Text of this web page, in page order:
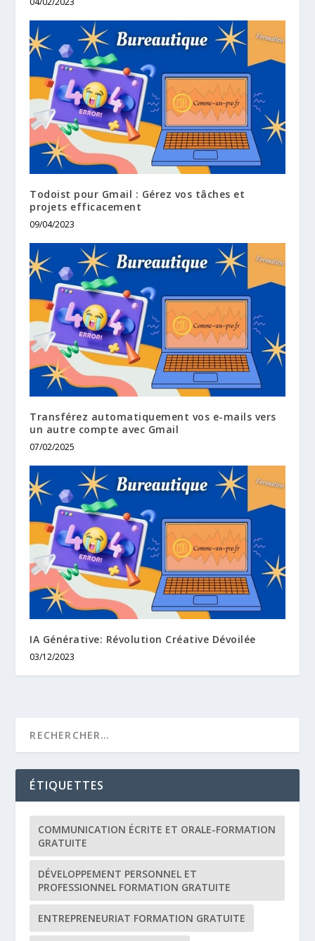
Todoist pour Gmail : Gérez vos tâches et
projets efficacement
09/04/2023
Transférez automatiquement vos e-mails vers
un autre compte avec Gmail
07/02/2025
IA Générative: Révolution Créative Dévoilée
03/12/2023
ÉTIQUETTES
COMMUNICATION ÉCRITE ET ORALE-FORMATION
GRATUITE
DÉVELOPPEMENT PERSONNEL ET
PROFESSIONNEL FORMATION GRATUITE
ENTREPRENEURIAT FORMATION GRATUITE